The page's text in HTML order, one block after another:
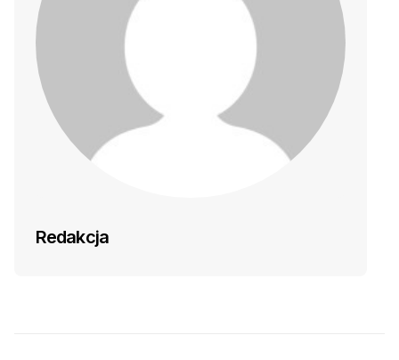
Redakcja